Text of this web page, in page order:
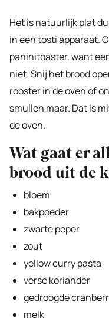
Het is natuurlijk plat
in een tosti apparaat.
paninitoaster, want
niet. Snij het brood
rooster in de oven of
smullen maar. Dat is
de oven.
Wat gaat er
brood uit de
bloem
bakpoeder
zwarte peper
zout
yellow curry pasta
verse koriander
gedroogde
melk